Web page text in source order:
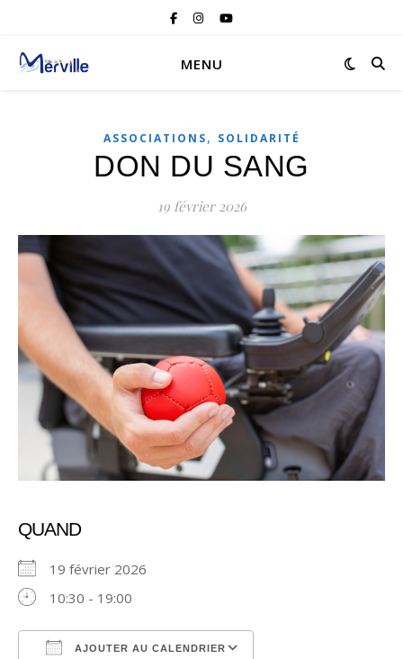
MENU
ASSOCIATIONS, SOLIDARITÉ
DON DU SANG
19 février 2026
QUAND
19 février 2026
10:30 - 19:00
AJOUTER AU CALENDRIER